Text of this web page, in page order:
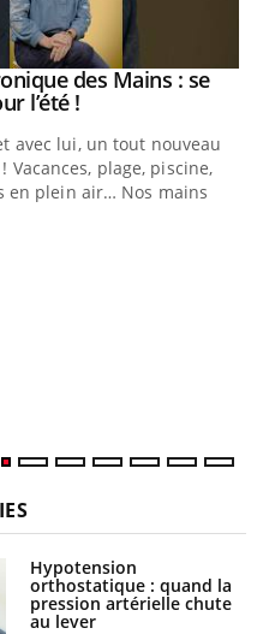
des Mains : se
l’été !Youtube
avec lui, un tout nouveau
Vacances, plage, piscine,
en plein air… Nos mains
Hypotension
orthostatique : quand la
pression artérielle chute
au lever